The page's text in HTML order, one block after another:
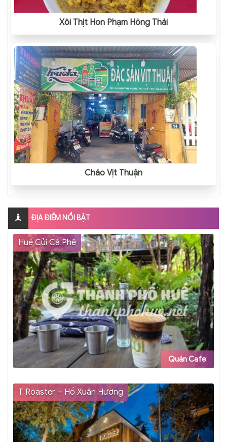
Xôi Thịt Hon Phạm Hồng Thái
Cháo Vịt Thuận
ĐỊA ĐIỂM NỔI BẬT
Huế Củi Cà Phê
Quán Cafe
T Roaster – Hồ Xuân Hương